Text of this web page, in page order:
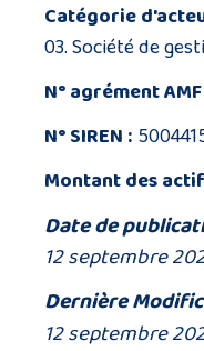
Catégorie
03. Société de
N° agrément
N° SIREN :
Montant des
Date de
12 septembre
Dernière
12 septembre